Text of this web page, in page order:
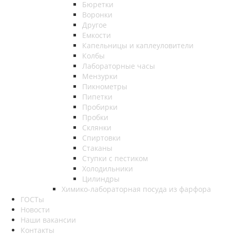
Бюретки
Воронки
Другое
Емкости
Капельницы и каплеуловители
Колбы
Лабораторные часы
Мензурки
Пикнометры
Пипетки
Пробирки
Пробки
Склянки
Спиртовки
Стаканы
Ступки с пестиком
Холодильники
Цилиндры
Химико-лабораторная посуда из фарфора
ГОСТы
Новости
Наши вакансии
Контакты